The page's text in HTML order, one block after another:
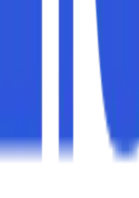
menghabiskan bandwidth untuk
terasa lambat.
internet lambat:
memperbaiki gangguan